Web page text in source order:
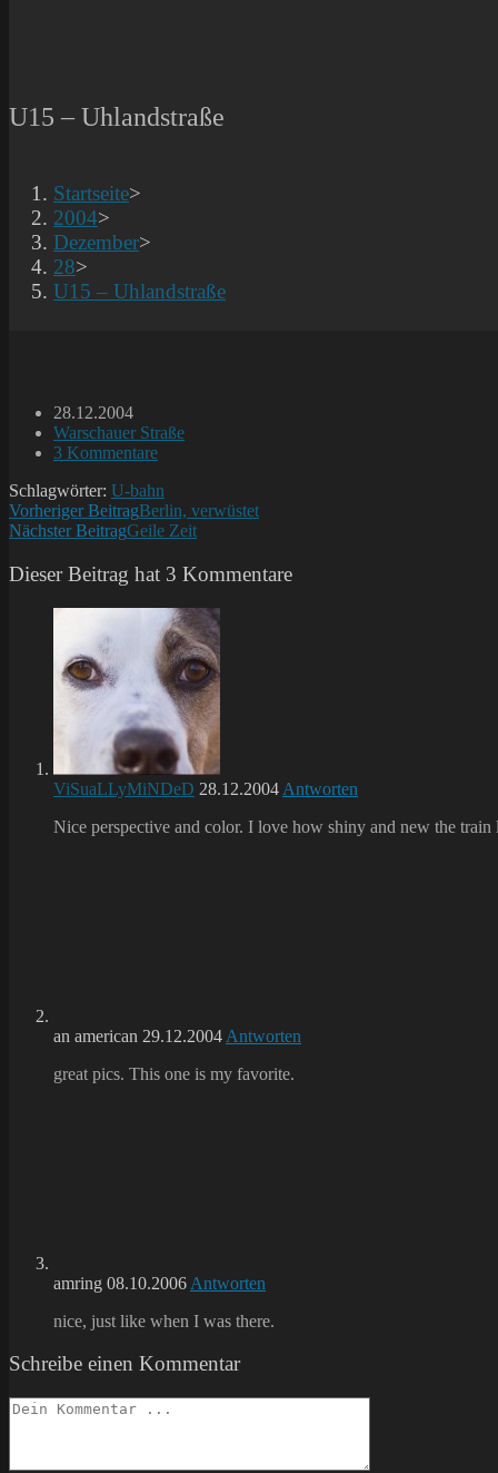
U15 – Uhlandstraße
Startseite>
2004>
Dezember>
28>
U15 – Uhlandstraße
Beitrag
veröffentlicht:
28.12.2004
Beitrags-
Kategorie:
Warschauer Straße
Beitrags-
3 Kommentare
Schlagwörter: U-bahn
Weitere
Artikel
ansehen
Vorheriger BeitragBerlin, verwüstet
Nächster BeitragGeile Zeit
Dieser Beitrag hat 3 Kommentare
ViSuaLLyMiNDeD 28.12.2004 Antworten
Nice perspective and color. I love how shiny and new the train
an american 29.12.2004 Antworten
great pics. This one is my favorite.
amring 08.10.2006 Antworten
nice, just like when I was there.
Schreibe einen Kommentar
Kommentieren